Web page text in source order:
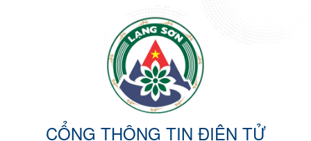
CỔNG THÔNG TIN ĐIỆN TỬ